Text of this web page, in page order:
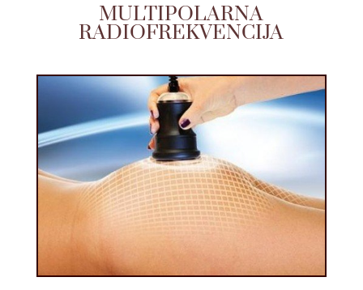
MULTIPOLARNA
RADIOFREKVENCIJA